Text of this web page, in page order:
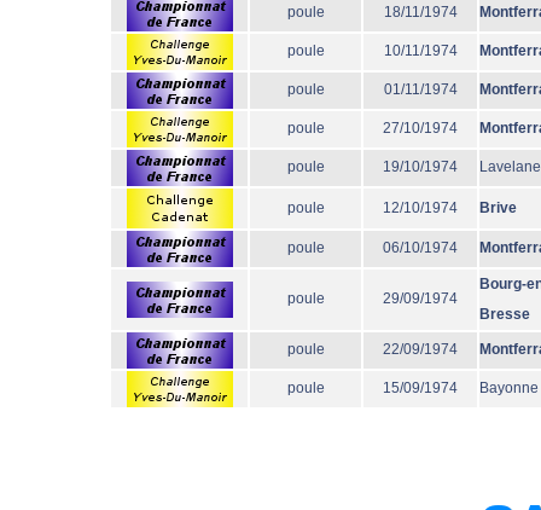
poule 18/11/1974
poule 10/11/1974
poule 01/11/1974
poule 27/10/1974
poule 19/10/1974
poule 12/10/1974 Brive
poule 06/10/1974
poule 29/09/1974
Bourg-
Bresse
poule 22/09/1974
poule 15/09/1974 Bayonne